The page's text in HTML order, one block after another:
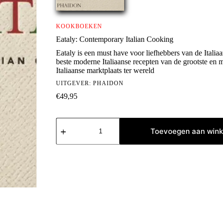
KOOKBOEKEN
Eataly: Contemporary Italian Cooking
Eataly is een must have voor liefhebbers van de
beste moderne Italiaanse recepten van de grootste en
Italiaanse marktplaats ter wereld
UITGEVER: PHAIDON
€49,95
Eataly:
Contemporary
Cooking
Toevoegen aan